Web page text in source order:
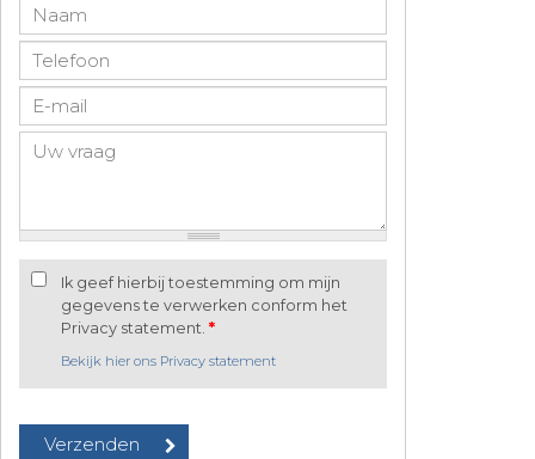
Ik geef hierbij toestemming om mijn
gegevens te verwerken conform het
Privacy statement. *
Bekijk hier ons Privacy statement